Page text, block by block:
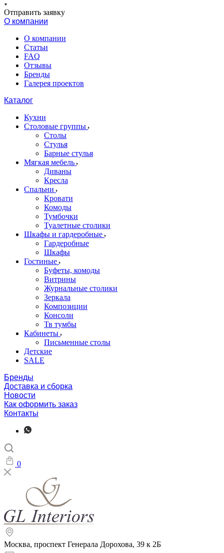
Отправить заявку
О компании
О компании
Статьи
FAQ
Отзывы
Бренды
Галерея проектов
Каталог
Кухни
Столовые группы
Столы
Стулья
Барные стулья
Мягкая мебель
Диваны
Кресла
Спальни
Кровати
Комоды
Тумбочки
Туалетные столики
Шкафы и гардеробные
Гардеробные
Шкафы
Гостиные
Буфеты, комоды
Витрины
Журнальные столики
Зеркала
Композиции
Консоли
Тв тумбы
Кабинеты
Письменные столы
Детские
SALE
Бренды
Доставка и сборка
Новости
Как оформить заказ
Контакты
0
Москва, проспект Генерала Дорохова, 39 к 2Б